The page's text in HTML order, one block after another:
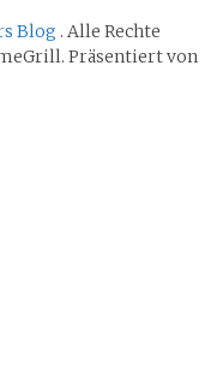
Blog . Alle Rechte
Präsentiert von